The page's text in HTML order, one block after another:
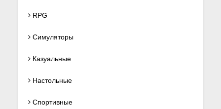
RPG
Симуляторы
Казуальные
Настольные
Спортивные